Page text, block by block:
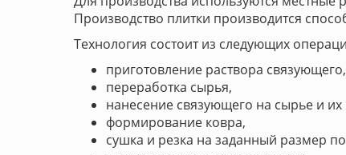
Производство плитки производится
Технология состоит из следующих
приготовление раствора связующего,
переработка сырья,
нанесение связующего на сырье и
формирование ковра,
сушка и резка на заданный размер